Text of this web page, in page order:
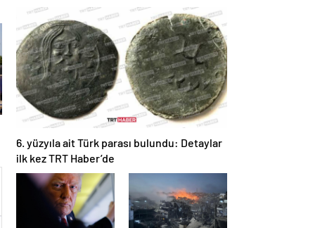
kaldırıyoruz
görevinden istifa
etti
6. yüzyıla ait Türk parası bulundu: Detaylar
ilk kez TRT Haber’de